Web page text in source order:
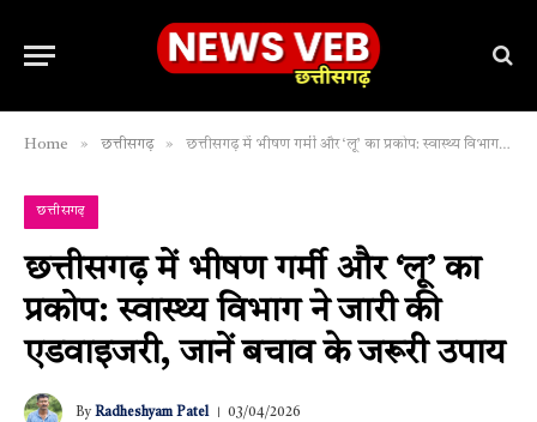
Home » छत्तीसगढ़ » छत्तीसगढ़ में भीषण गर्मी और ‘लू’ का प्रकोप: स्वास्थ्य विभाग ने जारी की एडवाइजरी, जानें बचाव के जरूरी उपाय
छत्तीसगढ़
छत्तीसगढ़ में भीषण गर्मी और ‘लू’ का
प्रकोप: स्वास्थ्य विभाग ने जारी की
एडवाइजरी, जानें बचाव के जरूरी उपाय
By Radheshyam Patel 03/04/2026